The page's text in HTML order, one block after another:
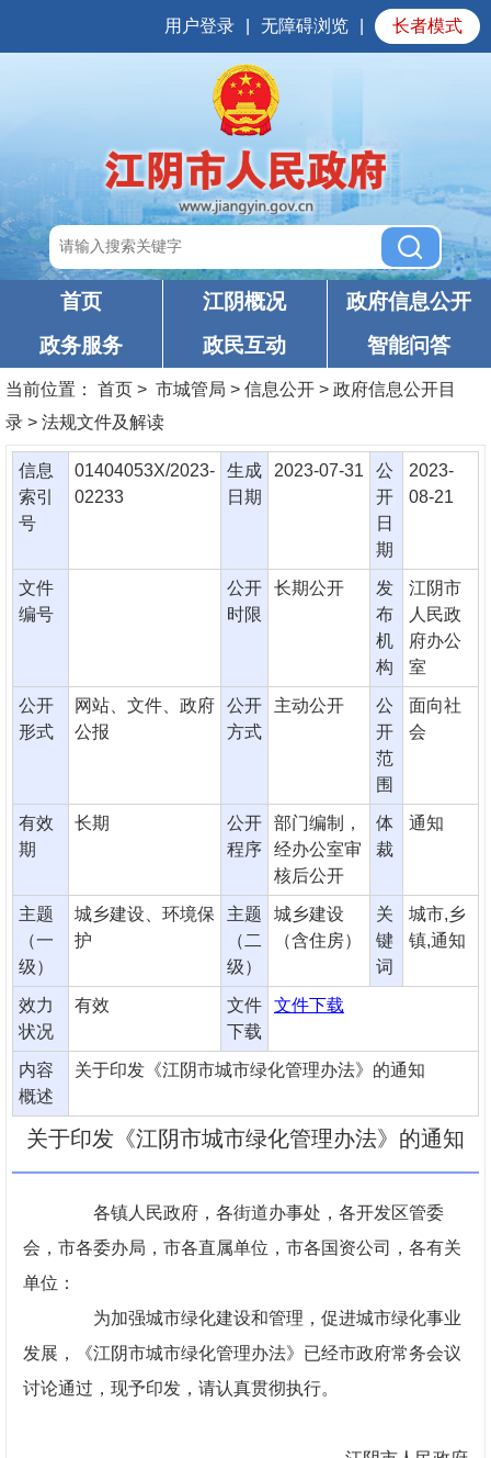
用户登录 无障碍浏览 长者模式
首页 江阴概况
政府信息公开
政务服务
政民互动 智能问答
当前位置： 首页 > 市城管局 > 信息公开 > 政府信息公开目
录 > 法规文件及解读
信息
索引
号
01404053X/2023-
02233
生成
日期
2023-07-31
公
开
日
期
2023-
08-21
文件
编号
公开
时限
长期公开
发
布
机
构
江阴市
人民政
府办公
室
公开
形式
网站、文件、政府
公报
公开
方式
主动公开
公
开
范
围
面向社
会
有效
期
长期
公开
程序
部门编制，
经办公室审
核后公开
体
裁
通知
主题
（一
级）
城乡建设、环境保
护
主题
（二
级）
城乡建设
（含住房）
关
键
词
城市,乡
镇,通知
效力
状况
有效
文件
下载
文件下载
内容
概述
关于印发《江阴市城市绿化管理办法》的通知
关于印发《江阴市城市绿化管理办法》的通知
各镇人民政府，各街道办事处，各开发区管委
会，市各委办局，市各直属单位，市各国资公司，各有关
单位：
为加强城市绿化建设和管理，促进城市绿化事业
发展，《江阴市城市绿化管理办法》已经市政府常务会议
讨论通过，现予印发，请认真贯彻执行。